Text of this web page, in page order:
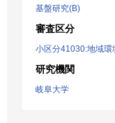
基盤研究(B)
審査区分
小区分41030:地域環
研究機関
岐阜大学